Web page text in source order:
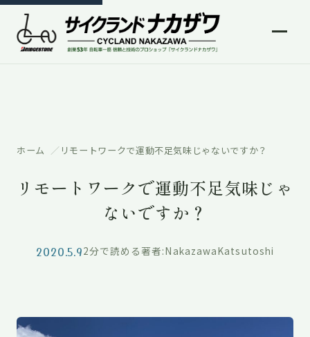
ホーム リモートワークで運動不足気味じゃないですか？
リモートワークで運動不足気味じゃ
ないですか？
2020.5.92分で読める著者:NakazawaKatsutoshi